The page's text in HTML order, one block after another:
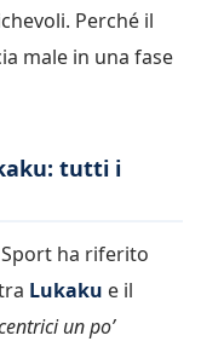
Perché il
male in una fase
tutti i
Sport ha riferito
Lukaku e il
un po’